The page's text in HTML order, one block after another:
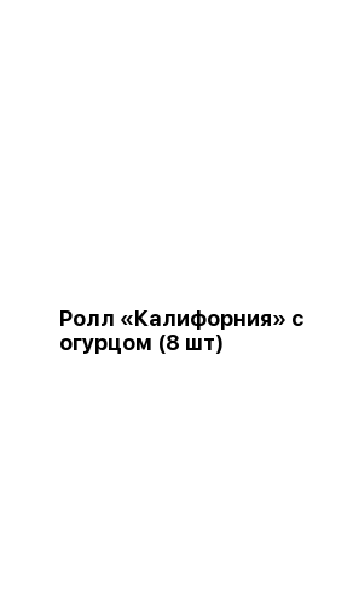
Ролл «Калифорния» с
огурцом (8 шт)